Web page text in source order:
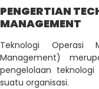
PENGERTIAN
MANAGEMENT
Teknologi Operasi
Management)
pengelolaan
suatu organisasi.